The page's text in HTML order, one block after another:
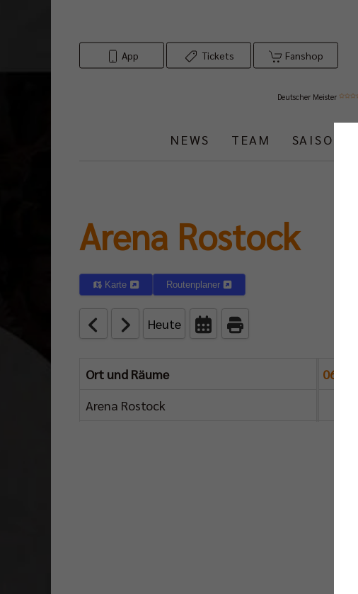
App Tickets Fanshop
Deutscher Meister
NEWS TEAM SAISON
Arena Rostock
Karte Routenplaner
Heute
Ort und Räume
00:00 01:00 02:00 06:00
Arena Rostock